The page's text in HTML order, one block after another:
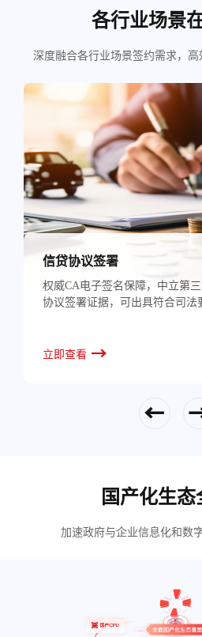
各行业场景
深度融合各行业场景签约需求，
信贷协议签署
权威CA电子签名保障，中立第
协议签署证据，可出具符合司法
立即查看
国产化生态
加速政府与企业信息化和数